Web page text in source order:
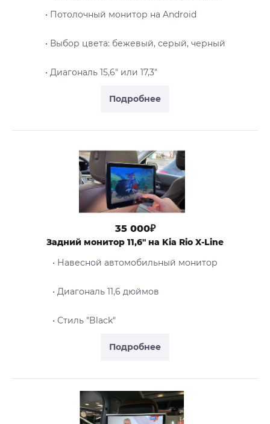
Подробнее
• Потолочный монитор на Android
• Выбор цвета: бежевый, серый, черный
• Диагональ 15,6" или 17,3"
Подробнее
35 000₽
Задний монитор 11,6" на Kia Rio X-Line
• Навесной автомобильный монитор
• Диагональ 11,6 дюймов
• Стиль "Black"